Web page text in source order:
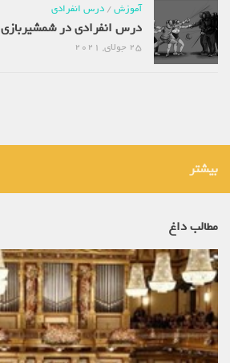
آموزش/ درس انفرادی
درس انفرادی در شمشیربازی
25 جولای, 2021
بیشتر
مطالب داغ